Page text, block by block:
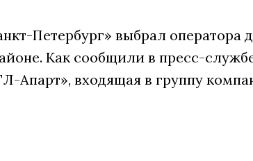
Петербург» выбрал оператора
Как сообщили в пресс-
Апарт», входящая в группу